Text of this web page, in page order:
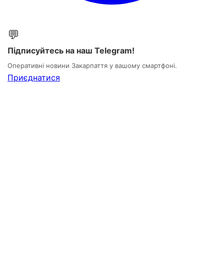
💬
Підписуйтесь на наш Telegram!
Оперативні новини Закарпаття у вашому смартфоні.
Приєднатися